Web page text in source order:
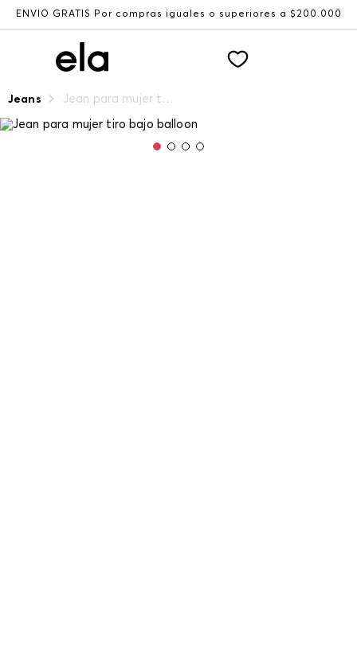
ENVÍO GRATIS Por compras iguales o superiores a $200.000
Jeans Jean para mujer tiro bajo balloon